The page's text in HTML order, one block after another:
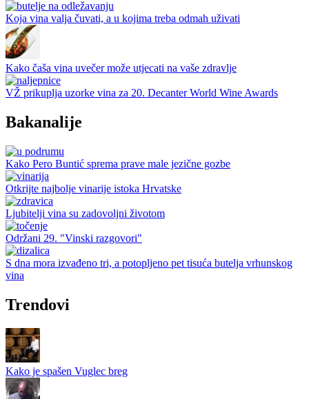
Koja vina valja čuvati, a u kojima treba odmah uživati
Kako čaša vina uvečer može utjecati na vaše zdravlje
VŽ prikuplja uzorke vina za 20. Decanter World Wine Awards
Bakanalije
Kako Pero Buntić sprema prave male jezične gozbe
Otkrijte najbolje vinarije istoka Hrvatske
Ljubitelji vina su zadovoljni životom
Održani 29. "Vinski razgovori"
S dna mora izvađeno tri, a potopljeno pet tisuća butelja vrhunskog
vina
Trendovi
Kako je spašen Vuglec breg